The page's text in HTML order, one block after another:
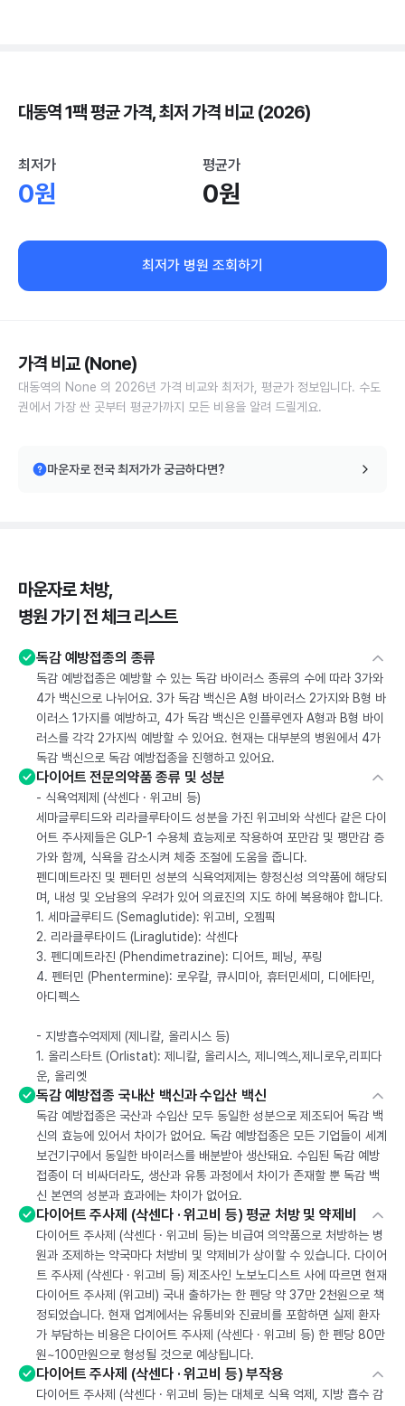
대동역 1팩 평균 가격, 최저 가격 비교 (2026)
최저가
0원
평균가
0원
최저가 병원 조회하기
가격 비교 (None)
대동역의 None 의 2026년 가격 비교와 최저가, 평균가 정보입니다. 수도
권에서 가장 싼 곳부터 평균가까지 모든 비용을 알려 드릴게요.
마운자로 전국 최저가가 궁금하다면?
마운자로 처방,
병원 가기 전 체크 리스트
독감 예방접종의 종류
독감 예방접종은 예방할 수 있는 독감 바이러스 종류의 수에 따라 3가와
4가 백신으로 나뉘어요. 3가 독감 백신은 A형 바이러스 2가지와 B형 바
이러스 1가지를 예방하고, 4가 독감 백신은 인플루엔자 A형과 B형 바이
러스를 각각 2가지씩 예방할 수 있어요. 현재는 대부분의 병원에서 4가
독감 백신으로 독감 예방접종을 진행하고 있어요.
다이어트 전문의약품 종류 및 성분
- 식욕억제제 (삭센다 · 위고비 등)
세마글루티드와 리라클루타이드 성분을 가진 위고비와 삭센다 같은 다이
어트 주사제들은 GLP-1 수용체 효능제로 작용하여 포만감 및 팽만감 증
가와 함께, 식욕을 감소시켜 체중 조절에 도움을 줍니다.
펜디메트라진 및 펜터민 성분의 식욕억제제는 향정신성 의약품에 해당되
며, 내성 및 오남용의 우려가 있어 의료진의 지도 하에 복용해야 합니다.
1. 세마글루티드 (Semaglutide): 위고비, 오젬픽
2. 리라클루타이드 (Liraglutide): 삭센다
3. 펜디메트라진 (Phendimetrazine): 디어트, 페닝, 푸링
4. 펜터민 (Phentermine): 로우칼, 큐시미아, 휴터민세미, 디에타민,
아디펙스
- 지방흡수억제제 (제니칼, 올리시스 등)
1. 올리스타트 (Orlistat): 제니칼, 올리시스, 제니엑스,제니로우,리피다
운, 올리엣
독감 예방접종 국내산 백신과 수입산 백신
독감 예방접종은 국산과 수입산 모두 동일한 성분으로 제조되어 독감 백
신의 효능에 있어서 차이가 없어요. 독감 예방접종은 모든 기업들이 세계
보건기구에서 동일한 바이러스를 배분받아 생산돼요. 수입된 독감 예방
접종이 더 비싸더라도, 생산과 유통 과정에서 차이가 존재할 뿐 독감 백
신 본연의 성분과 효과에는 차이가 없어요.
다이어트 주사제 (삭센다 · 위고비 등) 평균 처방 및 약제비
다이어트 주사제 (삭센다 · 위고비 등)는 비급여 의약품으로 처방하는 병
원과 조제하는 약국마다 처방비 및 약제비가 상이할 수 있습니다. 다이어
트 주사제 (삭센다 · 위고비 등) 제조사인 노보노디스트 사에 따르면 현재
다이어트 주사제 (위고비) 국내 출하가는 한 펜당 약 37만 2천원으로 책
정되었습니다. 현재 업계에서는 유통비와 진료비를 포함하면 실제 환자
가 부담하는 비용은 다이어트 주사제 (삭센다 · 위고비 등) 한 펜당 80만
원~100만원으로 형성될 것으로 예상됩니다.
다이어트 주사제 (삭센다 · 위고비 등) 부작용
다이어트 주사제 (삭센다 · 위고비 등)는 대체로 식욕 억제, 지방 흡수 감